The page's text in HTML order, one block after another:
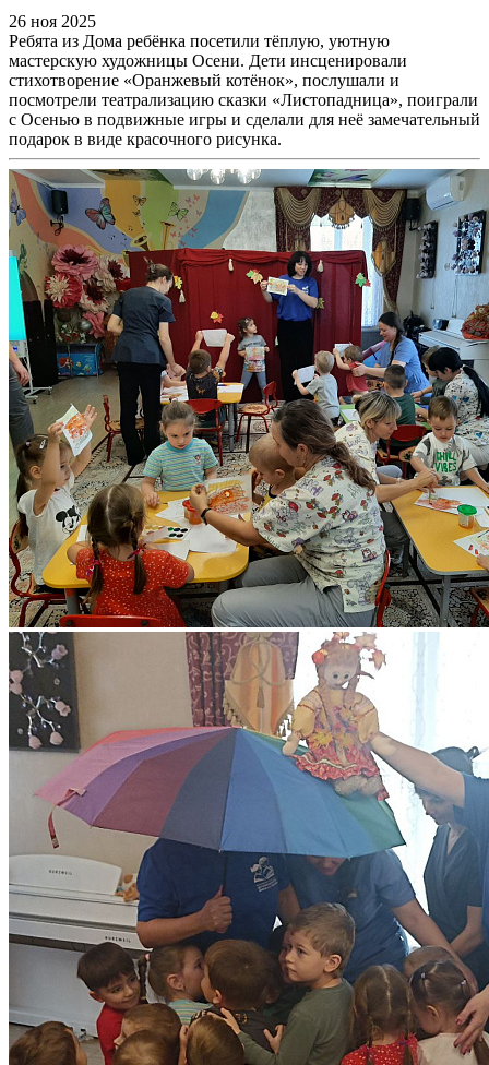
26 ноя 2025
Ребята из Дома ребёнка посетили тёплую, уютную
мастерскую художницы Осени. Дети инсценировали
стихотворение «Оранжевый котёнок», послушали и
посмотрели театрализацию сказки «Листопадница», поиграли
с Осенью в подвижные игры и сделали для неё замечательный
подарок в виде красочного рисунка.